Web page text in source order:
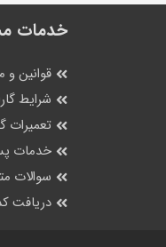
خدمات
قوانین و
شرایط
خدمات
سوالات
دریافت